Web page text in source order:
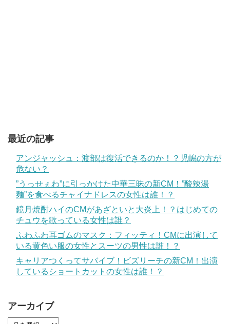
最近の記事
アンジャッシュ：渡部は復活できるのか！？児嶋の方が
危ない？
”うっせぇわ”に引っかけた中華三昧の新CM！”酸辣湯
麺”を食べるチャイナドレスの女性は誰！？
鏡月焼酎ハイのCMがあざといと大炎上！？はじめての
チュウを歌っている女性は誰？
ふわふわ耳ゴムのマスク：フィッティ！CMに出演して
いる黄色い服の女性とスーツの男性は誰！？
キャリアつくってサバイブ！ビズリーチの新CM！出演
しているショートカットの女性は誰！？
アーカイブ